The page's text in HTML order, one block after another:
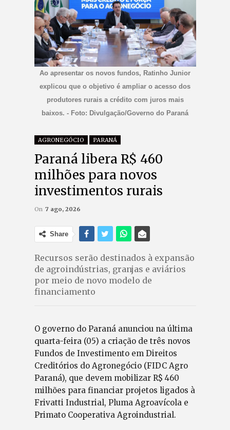
Ao apresentar os novos fundos, Ratinho Junior
explicou que o objetivo é ampliar o acesso dos
produtores rurais a crédito com juros mais
baixos. - Foto: Divulgação/Governo do Paraná
AGRONEGÓCIO PARANÁ
Paraná libera R$ 460
milhões para novos
investimentos rurais
On 7 ago, 2026
Share
Recursos serão destinados à expansão
de agroindústrias, granjas e aviários
por meio de novo modelo de
financiamento
O governo do Paraná anunciou na última
quarta-feira (05) a criação de três novos
Fundos de Investimento em Direitos
Creditórios do Agronegócio (FIDC Agro
Paraná), que devem mobilizar R$ 460
milhões para financiar projetos ligados à
Frivatti Industrial, Pluma Agroavícola e
Primato Cooperativa Agroindustrial.